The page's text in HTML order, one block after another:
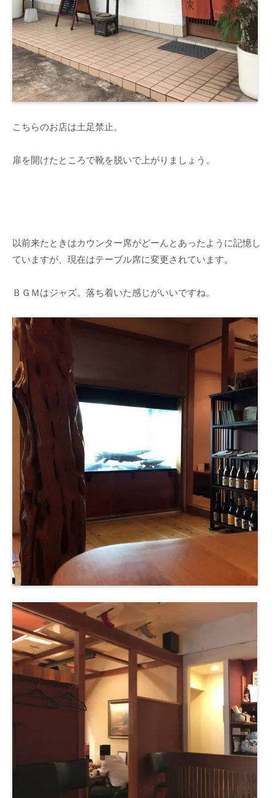
こちらのお店は土足禁止。
扉を開けたところで靴を脱いで上がりましょう。
以前来たときはカウンター席がどーんとあったように記憶し
ていますが、現在はテーブル席に変更されています。
ＢＧＭはジャズ。落ち着いた感じがいいですね。